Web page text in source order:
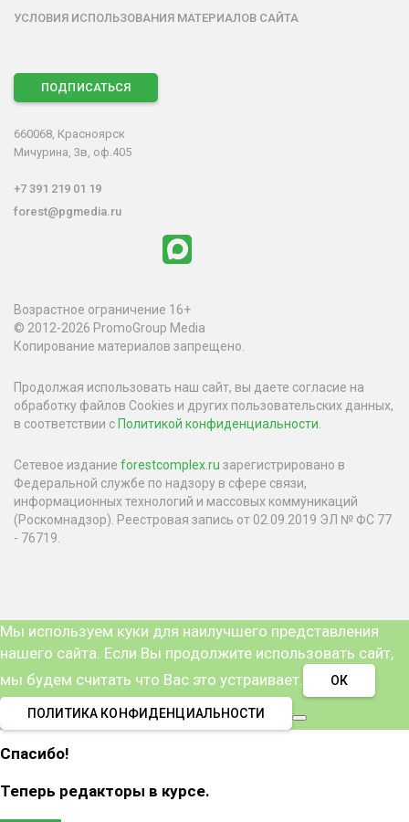
УСЛОВИЯ ИСПОЛЬЗОВАНИЯ МАТЕРИАЛОВ САЙТА
ПОДПИСАТЬСЯ
660068, Красноярск
Мичурина, 3в, оф.405
+7 391 219 01 19
forest@pgmedia.ru
Возрастное ограничение 16+
© 2012-2026 PromoGroup Media
Копирование материалов запрещено.
Продолжая использовать наш сайт, вы даете согласие на
обработку файлов Cookies и других пользовательских данных,
в соответствии сПолитикой конфиденциальности
Сетевое издание forestcomplex.ru зарегистрировано в
Федеральной службе по надзору в сфере связи,
информационных технологий и массовых коммуникаций
(Роскомнадзор). Реестровая запись от 02.09.2019 ЭЛ № ФС 77
- 76719.
Мы используем куки для наилучшего представления
нашего сайта. Если Вы продолжите использовать сайт,
мы будем считать что Вас это устраивает.
ОК
ПОЛИТИКА КОНФИДЕНЦИАЛЬНОСТИ
Спасибо!
Теперь редакторы в курсе.